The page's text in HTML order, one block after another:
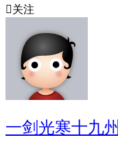
关注
一剑光寒十九州